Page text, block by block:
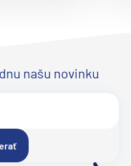
našu novinku